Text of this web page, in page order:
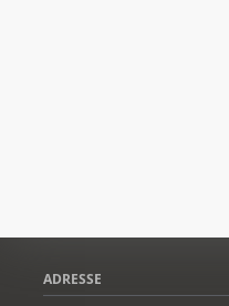
ADRESSE